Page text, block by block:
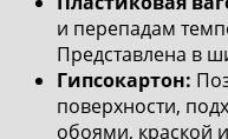
и перепадам
Представлена в
Гипсокартон:
поверхности,
обоями, краской